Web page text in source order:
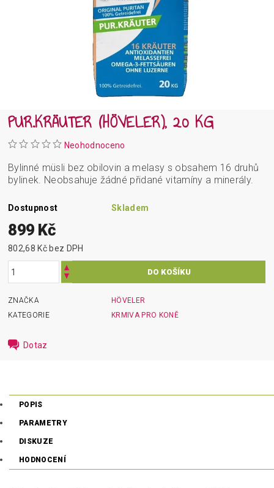
PUR.KRÄUTER (HÖVELER), 20 KG
Neohodnoceno
Bylinné müsli bez obilovin a melasy s obsahem 16 druhů
bylinek. Neobsahuje žádné přidané vitamíny a minerály.
Dostupnost Skladem
899 Kč
802,68 Kč bez DPH
ZNAČKA
HÖVELER
KATEGORIE
KRMIVA PRO KONĚ
Dotaz
POPIS
PARAMETRY
DISKUZE
HODNOCENÍ